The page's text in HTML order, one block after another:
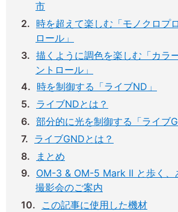
市
時を超えて楽しむ「モノクロプ
ロール」
描くように調色を楽しむ「カラ
ントロール」
時を制御する「ライブND」
ライブNDとは？
部分的に光を制御する「ライブ
ライブGNDとは？
まとめ
OM-3 & OM-5 Mark II と歩く、
撮影会のご案内
この記事に使用した機材